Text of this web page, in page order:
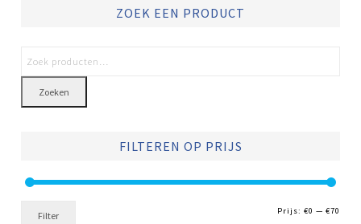
ZOEK EEN PRODUCT
Zoeken
FILTEREN OP PRIJS
Filter Prijs: €0 — €70